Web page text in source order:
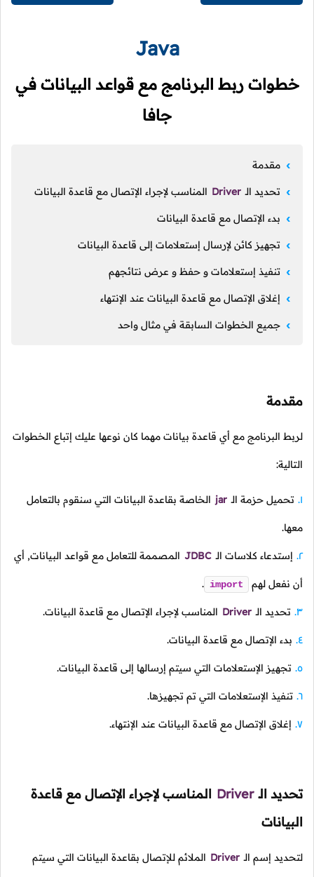
Java
خطوات ربط البرنامج مع قواعد البيانات في
جافا
مقدمة
تحديد الـ Driver المناسب لإجراء الإتصال مع قاعدة البيانات
بدء الإتصال مع قاعدة البيانات
تجهيز كائن لإرسال إستعلامات إلى قاعدة البيانات
تنفيذ إستعلامات و حفظ و عرض نتائجهم
إغلاق الإتصال مع قاعدة البيانات عند الإنتهاء
جميع الخطوات السابقة في مثال واحد
مقدمة
لربط البرنامج مع أي قاعدة بيانات مهما كان نوعها عليك إتباع الخطوات
التالية:
تحميل حزمة الـ jar الخاصة بقاعدة البيانات التي سنقوم بالتعامل
معها.
إستدعاء كلاسات الـ JDBC المصممة للتعامل مع قواعد البيانات, أي
أن نفعل لهم import
.
تحديد الـ Driver المناسب لإجراء الإتصال مع قاعدة البيانات.
بدء الإتصال مع قاعدة البيانات.
تجهيز الإستعلامات التي سيتم إرسالها إلى قاعدة البيانات.
تنفيذ الإستعلامات التي تم تجهيزها.
إغلاق الإتصال مع قاعدة البيانات عند الإنتهاء.
تحديد الـ Driver المناسب لإجراء الإتصال مع قاعدة
البيانات
لتحديد إسم الـ Driver الملائم للإتصال بقاعدة البيانات التي سيتم